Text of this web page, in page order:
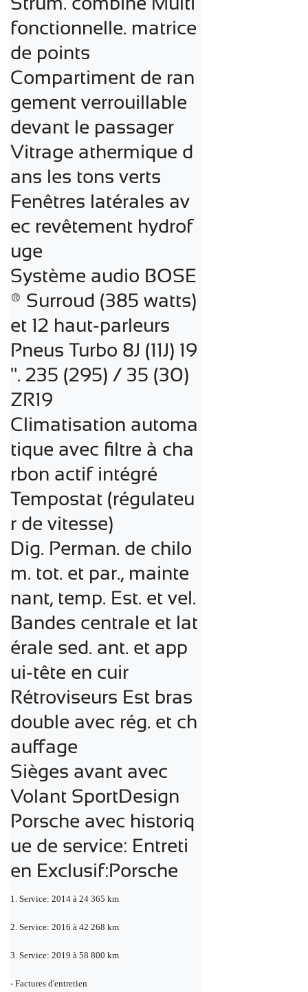
fonctionnelle. matrice
de points
Compartiment de ran
gement verrouillable
devant le passager
Vitrage athermique d
ans les tons verts
Fenêtres latérales av
ec revêtement hydrof
uge
Système audio BOSE
® Surroud (385 watts)
et 12 haut-parleurs
Pneus Turbo 8J (11J) 19
". 235 (295) / 35 (30)
ZR19
Climatisation automa
tique avec filtre à cha
rbon actif intégré
Tempostat (régulateu
r de vitesse)
Dig. Perman. de chilo
m. tot. et par., mainte
nant, temp. Est. et vel.
Bandes centrale et lat
érale sed. ant. et app
ui-tête en cuir
Rétroviseurs Est bras
double avec rég. et ch
auffage
Sièges avant avec
Volant SportDesign
Porsche avec historiq
ue de service: Entreti
en Exclusif:Porsche
1. Service: 2014 à 24 365 km
2. Service: 2016 à 42 268 km
3. Service: 2019 à 58 800 km
- Factures d'entretien